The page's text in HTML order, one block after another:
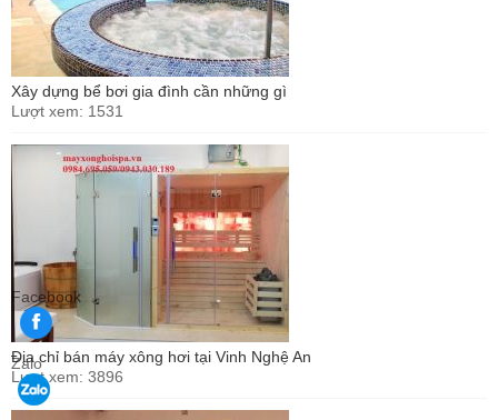
Xây dựng bể bơi gia đình cần những gì
Lượt xem: 1531
Địa chỉ bán máy xông hơi tại Vinh Nghệ An
Lượt xem: 3896
Facebook
Zalo